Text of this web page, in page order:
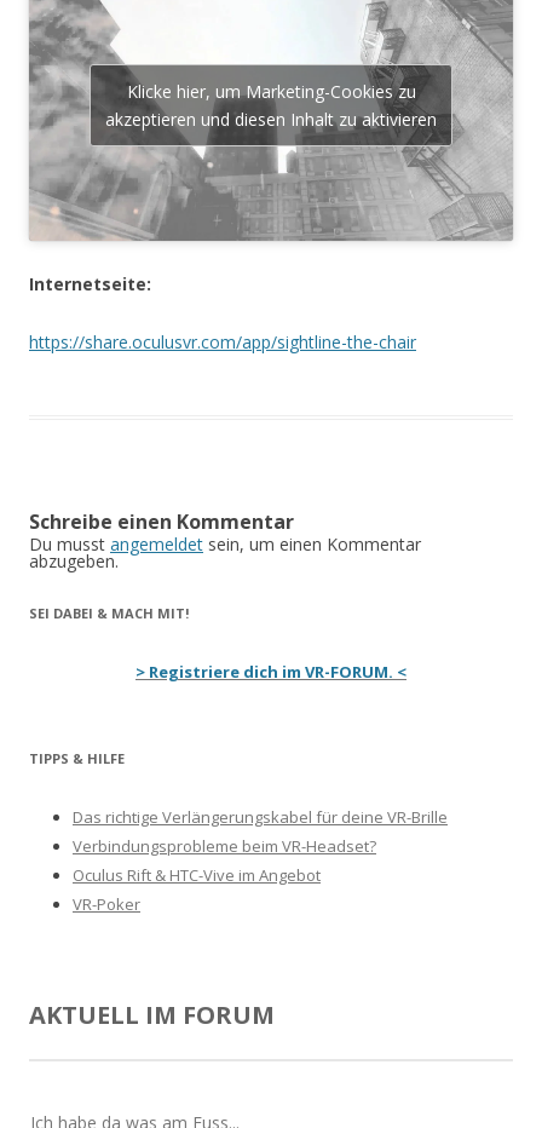
Klicke hier, um Marketing-Cookies zu
akzeptieren und diesen Inhalt zu aktivieren
Internetseite:
https://share.oculusvr.com/app/sightline-the-chair
Schreibe einen Kommentar
Du musst angemeldet sein, um einen Kommentar
abzugeben.
SEI DABEI & MACH MIT!
> Registriere dich im VR-FORUM. <
TIPPS & HILFE
Das richtige Verlängerungskabel für deine VR-Brille
Verbindungsprobleme beim VR-Headset?
Oculus Rift & HTC-Vive im Angebot
VR-Poker
AKTUELL IM FORUM
Ich habe da was am Fuss...